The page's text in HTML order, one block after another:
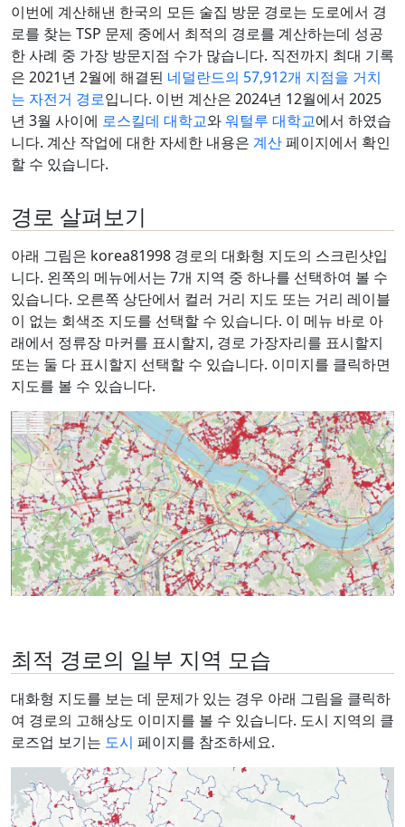
이번에 계산해낸 한국의 모든 술집 방문 경로는 도로에서 경
로를 찾는 TSP 문제 중에서 최적의 경로를 계산하는데 성공
한 사례 중 가장 방문지점 수가 많습니다. 직전까지 최대 기록
은 2021년 2월에 해결된 네덜란드의 57,912개 지점을 거치
는 자전거 경로입니다. 이번 계산은 2024년 12월에서 2025
년 3월 사이에 로스킬데 대학교와워털루 대학교에서 하였습
니다. 계산 작업에 대한 자세한 내용은 계산페이지에서 확인
할 수 있습니다.
경로 살펴보기
아래 그림은 korea81998 경로의 대화형 지도의 스크린샷입
니다. 왼쪽의 메뉴에서는 7개 지역 중 하나를 선택하여 볼 수
있습니다. 오른쪽 상단에서 컬러 거리 지도 또는 거리 레이블
이 없는 회색조 지도를 선택할 수 있습니다. 이 메뉴 바로 아
래에서 정류장 마커를 표시할지, 경로 가장자리를 표시할지
또는 둘 다 표시할지 선택할 수 있습니다. 이미지를 클릭하면
지도를 볼 수 있습니다.
최적 경로의 일부 지역 모습
대화형 지도를 보는 데 문제가 있는 경우 아래 그림을 클릭하
여 경로의 고해상도 이미지를 볼 수 있습니다. 도시 지역의 클
로즈업 보기는 도시 페이지를 참조하세요.